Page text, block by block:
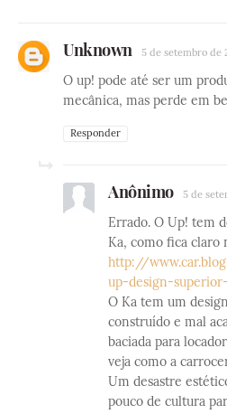
Unknown 5 de setembro de
O up! pode até ser um
mecânica, mas perde em
Responder
Anônimo 5 de
Errado. O Up! tem
Ka, como fica claro
http://
up-design-
O Ka tem um
construído e mal
baciada para
veja como a
Um desastre
pouco de cultura